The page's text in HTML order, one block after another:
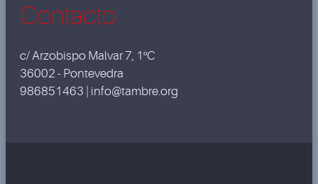
Contacto
c/ Arzobispo Malvar 7, 1ºC
36002 - Pontevedra
986851463 | info@tambre.org